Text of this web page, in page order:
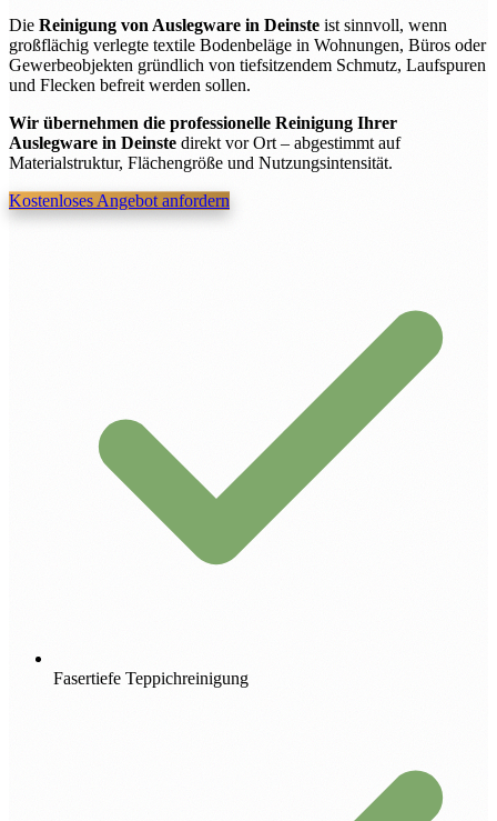
Die Reinigung von Auslegware in Deinste ist sinnvoll, wenn
großflächig verlegte textile Bodenbeläge in Wohnungen, Büros oder
Gewerbeobjekten gründlich von tiefsitzendem Schmutz, Laufspuren
und Flecken befreit werden sollen.
Wir übernehmen die professionelle Reinigung Ihrer
Auslegware in Deinste direkt vor Ort – abgestimmt auf
Materialstruktur, Flächengröße und Nutzungsintensität.
Kostenloses Angebot anfordern
Fasertiefe Teppichreinigung